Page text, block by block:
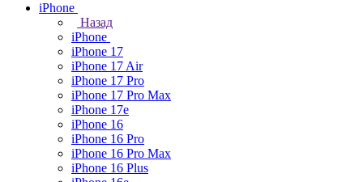
iPhone
Назад
iPhone
iPhone 17
iPhone 17 Air
iPhone 17 Pro
iPhone 17 Pro Max
iPhone 17e
iPhone 16
iPhone 16 Pro
iPhone 16 Pro Max
iPhone 16 Plus